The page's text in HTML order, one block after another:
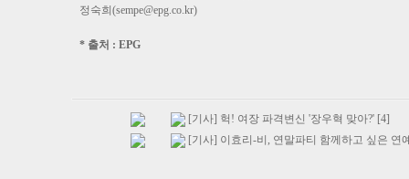
정숙희(sempe@epg.co.kr)
* 출처 : EPG
[기사] 헉! 여장 파격변신 '장우혁 맞아?' [4]
[기사] 이효리-비, 연말파티 함께하고 싶은 연